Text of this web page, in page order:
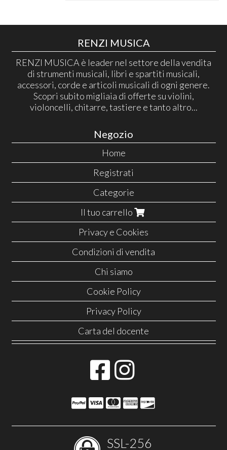
RENZI MUSICA
RENZI MUSICA è leader nel settore della vendita
di strumenti musicali, libri e spartiti musicali,
accessori, corde e articoli musicali di ogni genere.
Scopri subito migliaia di offerte su violini,
violoncelli, chitarre, tastiere e tanto altro...
Negozio
Home
Registrati
Categorie
Il tuo carrello
Privacy e Cookies
Condizioni di vendita
Chi siamo
Cookie Policy
Privacy Policy
Carta del docente
SSL-256